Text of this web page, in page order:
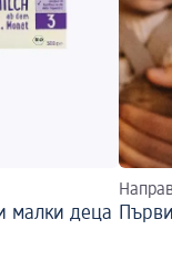
малки деца